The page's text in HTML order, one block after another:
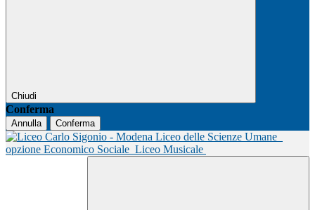
Chiudi
Conferma
Annulla Conferma
Liceo delle Scienze Umane
opzione Economico Sociale Liceo Musicale